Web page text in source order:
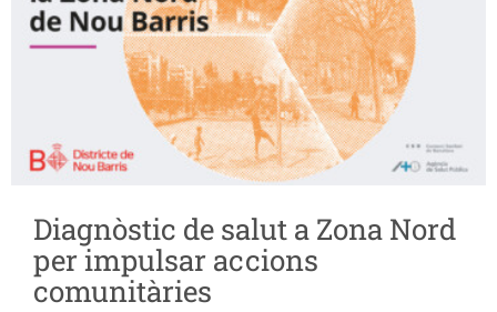
Diagnòstic de salut a Zona Nord
per impulsar accions
comunitàries